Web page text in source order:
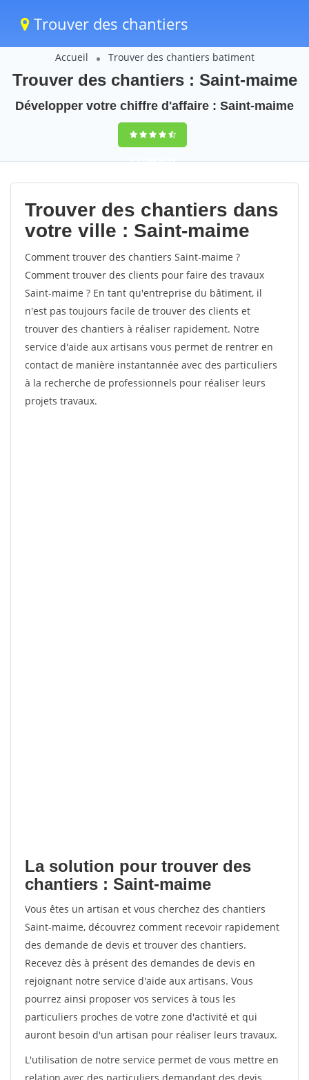
Trouver des chantiers
Accueil Trouver des chantiers batiment
Trouver des chantiers : Saint-maime
Développer votre chiffre d'affaire : Saint-maime
9,5(100%)44
votes
Trouver des chantiers dans
votre ville : Saint-maime
Comment trouver des chantiers Saint-maime ?
Comment trouver des clients pour faire des travaux
Saint-maime ? En tant qu'entreprise du bâtiment, il
n'est pas toujours facile de trouver des clients et
trouver des chantiers à réaliser rapidement. Notre
service d'aide aux artisans vous permet de rentrer en
contact de manière instantannée avec des particuliers
à la recherche de professionnels pour réaliser leurs
projets travaux.
La solution pour trouver des
chantiers : Saint-maime
Vous êtes un artisan et vous cherchez des chantiers
Saint-maime, découvrez comment recevoir rapidement
des demande de devis et trouver des chantiers.
Recevez dès à présent des demandes de devis en
rejoignant notre service d'aide aux artisans. Vous
pourrez ainsi proposer vos services à tous les
particuliers proches de votre zone d'activité et qui
auront besoin d'un artisan pour réaliser leurs travaux.
L'utilisation de notre service permet de vous mettre en